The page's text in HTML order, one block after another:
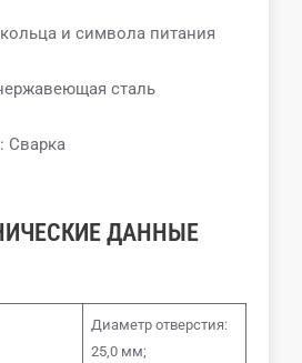
и символа питания
сталь
Сварка
ДАННЫЕ
Диаметр отверстия:
25,0 мм;